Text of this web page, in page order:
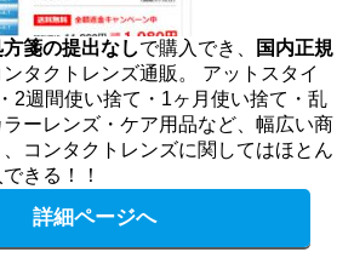
箋の提出なしで購入でき、
国内正規
タクトレンズ通販。 アットスタイ
2週間使い捨て・1ヶ月使い捨て・乱
ーレンズ・ケア用品など、幅広い商
コンタクトレンズに関してはほとん
きる！！
詳細ページへ